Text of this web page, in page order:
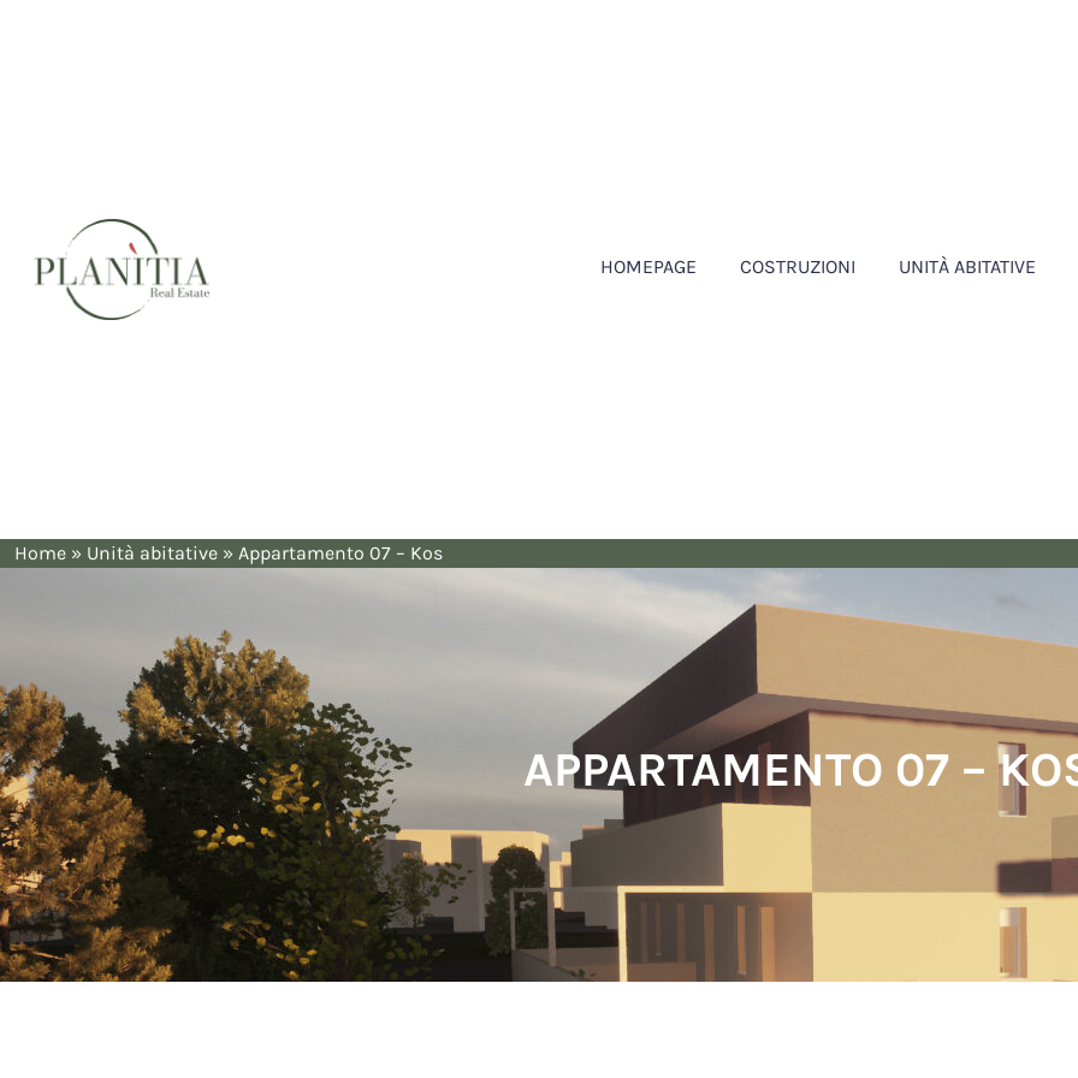
HOMEPAGE COSTRUZIONI UNITÀ ABITATIVE
Home » Unità abitative » Appartamento 07 – Kos
APPARTAMENTO 07 –